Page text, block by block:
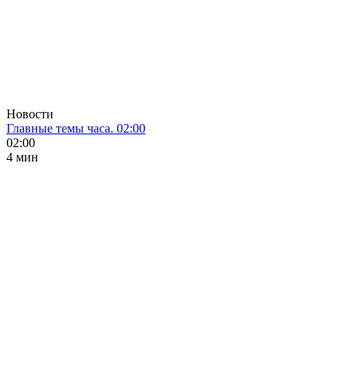
Новости
Главные темы часа. 02:00
02:00
4 мин